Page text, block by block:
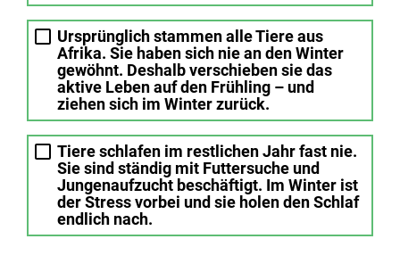
Ursprünglich stammen alle Tiere aus
Afrika. Sie haben sich nie an den Winter
gewöhnt. Deshalb verschieben sie das
aktive Leben auf den Frühling – und
ziehen sich im Winter zurück.
Tiere schlafen im restlichen Jahr fast nie.
Sie sind ständig mit Futtersuche und
Jungenaufzucht beschäftigt. Im Winter ist
der Stress vorbei und sie holen den Schlaf
endlich nach.